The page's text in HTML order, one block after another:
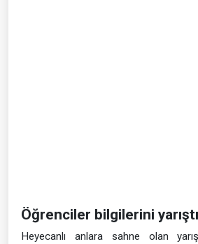
Öğrenciler bilgilerini
Heyecanlı anlara sahne olan